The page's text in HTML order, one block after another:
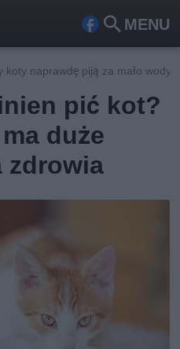
MENU
Fa
ook
Szu
koty naprawdę piją za mało wody?
pić kot?
duże
zdrowia